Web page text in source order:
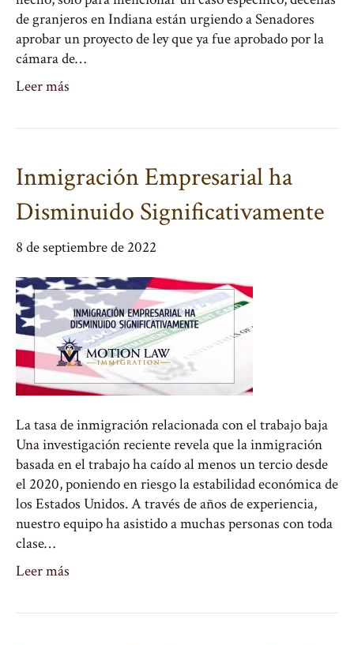
de granjeros en Indiana están urgiendo a Senadores
aprobar un proyecto de ley que ya fue aprobado por la
cámara de…
Leer más
Inmigración Empresarial ha
Disminuido Significativamente
8 de septiembre de 2022
La tasa de inmigración relacionada con el trabajo baja
Una investigación reciente revela que la inmigración
basada en el trabajo ha caído al menos un tercio desde
el 2020, poniendo en riesgo la estabilidad económica de
los Estados Unidos. A través de años de experiencia,
nuestro equipo ha asistido a muchas personas con toda
clase…
Leer más